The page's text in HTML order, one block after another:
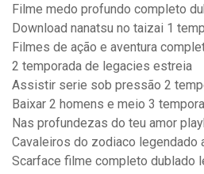
Filme medo profundo completo
Download nanatsu no taizai 1
Filmes de ação e aventura
2 temporada de legacies estreia
Assistir serie sob pressão 2
Baixar 2 homens e meio 3
Nas profundezas do teu amor
Cavaleiros do zodiaco legendado
Scarface filme completo dublado